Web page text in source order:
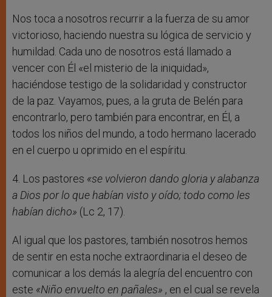
Nos toca a nosotros recurrir a la fuerza de su amor
victorioso, haciendo nuestra su lógica de servicio y
humildad. Cada uno de nosotros está llamado a
vencer con Él «el misterio de la iniquidad»,
haciéndose testigo de la solidaridad y constructor
de la paz. Vayamos, pues, a la gruta de Belén para
encontrarlo, pero también para encontrar, en Él, a
todos los niños del mundo, a todo hermano lacerado
en el cuerpo u oprimido en el espíritu.
4. Los pastores «se volvieron dando gloria y alabanza
a Dios por lo que habían visto y oído; todo como les
habían dicho» (Lc 2, 17).
Al igual que los pastores, también nosotros hemos
de sentir en esta noche extraordinaria el deseo de
comunicar a los demás la alegría del encuentro con
este «Niño envuelto en pañales» , en el cual se revela